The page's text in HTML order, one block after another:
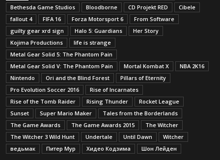
Bethesda Game Studios
Bloodborne CD Projekt RED
Cibele
fallout 4
FIFA 16 Forza Motorsport 6
From Software
guilty gear xrd sign
Halo 5: Guardians
Her Story
Kojima Productions
life is strange
Metal Gear Solid 5: The Phantom Pain
Metal Gear Solid V: The Phantom Pain
Mortal Kombat X
NBA 2K16
Nintendo
Ori and the Blind Forest
Pillars of Eternity
Pro Evolution Soccer 2016
Rise of Incarnates
Rise of the Tomb Raider
Rising Thunder
Rocket League
Sunset
Super Mario Maker
Tales from the Borderlands
The Game Awards
The Game Awards 2015
The Witcher
The Witcher 3 Wild Hunt
Undertale Until Dawn
Witcher
ведьмак
Питер Мур Хидео Кодзима Шон Лейден